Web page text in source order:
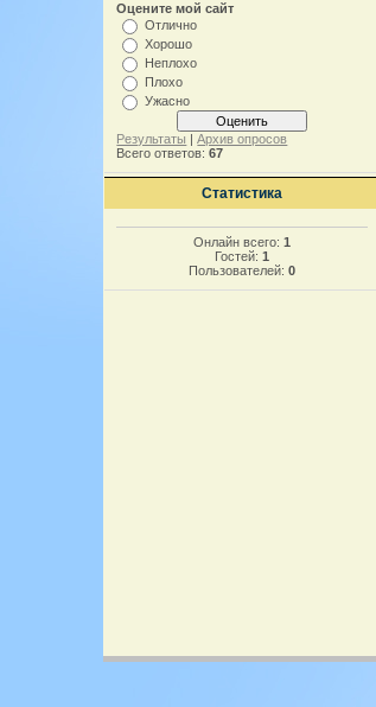
Оцените мой сайт
Отлично
Хорошо
Неплохо
Плохо
Ужасно
Результаты |Архив опросов
Всего ответов:67
Статистика
Онлайн всего:1
Гостей:1
Пользователей:0